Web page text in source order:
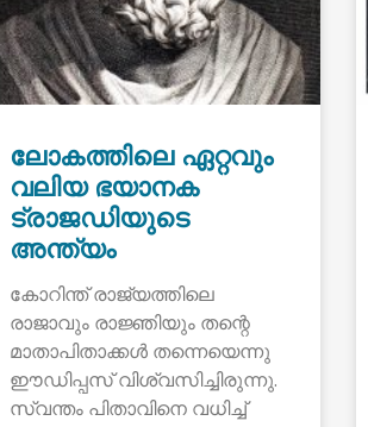
ലോകത്തിലെ ഏറ്റവും
വലിയ ഭയാനക
ട്രാജഡിയുടെ
അന്ത്യം
കോറിന്ത് രാജ്യത്തിലെ
രാജാവും രാജ്ഞിയും തന്റെ
മാതാപിതാക്കൾ തന്നെയെന്നു
ഈഡിപ്പസ് വിശ്വസിച്ചിരുന്നു.
സ്വന്തം പിതാവിനെ വധിച്ച്